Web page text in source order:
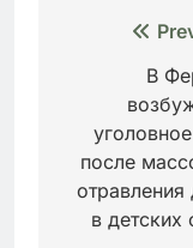
записям
В
после
отравления
в детских